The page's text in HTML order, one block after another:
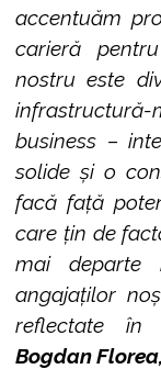
accentuăm
carieră
nostru este
business –
solide și o
facă față
care țin de
mai departe
angajaților
reflectate în
Bogdan